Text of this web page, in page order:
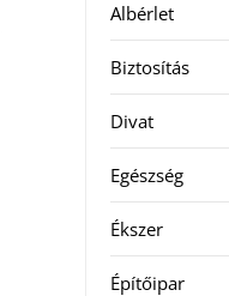
Albérlet
Biztosítás
Divat
Egészség
Ékszer
Építőipar